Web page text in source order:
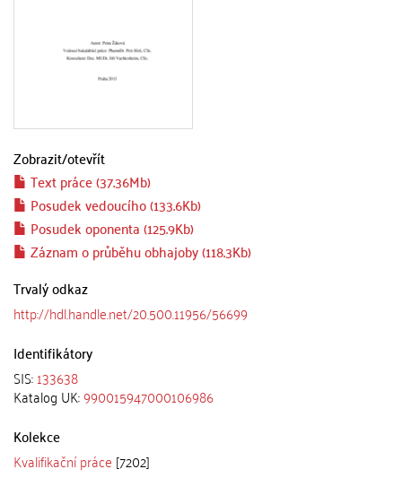
Zobrazit/otevřít
Text práce (37.36Mb)
Posudek vedoucího (133.6Kb)
Posudek oponenta (125.9Kb)
Záznam o průběhu obhajoby (118.3Kb)
Trvalý odkaz
http://hdl.handle.net/20.500.11956/56699
Identifikátory
SIS:133638
Katalog UK:990015947000106986
Kolekce
Kvalifikační práce [7202]